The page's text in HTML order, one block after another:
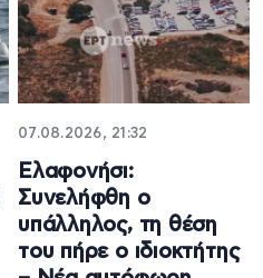
07.08.2026, 21:32
Ελαφονήσι:
Συνελήφθη ο
υπάλληλος, τη θέση
του πήρε ο ιδιοκτήτης